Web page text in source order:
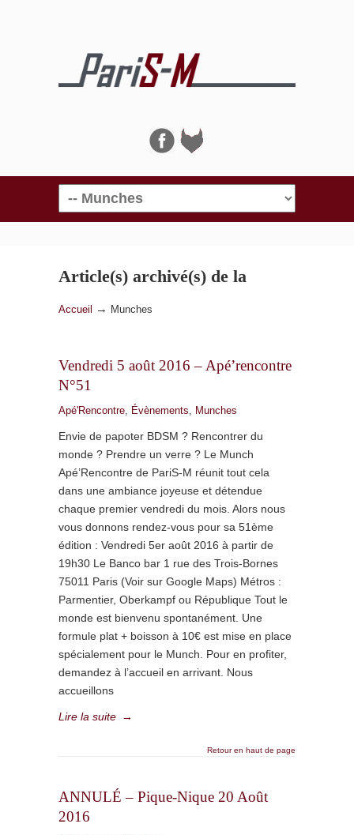
Navigation
Article(s) archivé(s) de la
catégorieMunches
Accueil → Munches
Vendredi 5 août 2016 – Apé’rencontre
N°51
Apé'Rencontre, Évènements, Munches
Envie de papoter BDSM ? Rencontrer du
monde ? Prendre un verre ? Le Munch
Apé’Rencontre de PariS-M réunit tout cela
dans une ambiance joyeuse et détendue
chaque premier vendredi du mois. Alors nous
vous donnons rendez-vous pour sa 51ème
édition : Vendredi 5er août 2016 à partir de
19h30 Le Banco bar 1 rue des Trois-Bornes
75011 Paris (Voir sur Google Maps) Métros :
Parmentier, Oberkampf ou République Tout le
monde est bienvenu spontanément. Une
formule plat + boisson à 10€ est mise en place
spécialement pour le Munch. Pour en profiter,
demandez à l’accueil en arrivant. Nous
accueillons
Lire la suite →
Retour en haut de page
ANNULÉ – Pique-Nique 20 Août
2016